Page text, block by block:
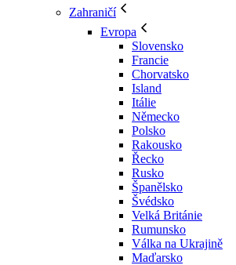
Zahraničí
Evropa
Slovensko
Francie
Chorvatsko
Island
Itálie
Německo
Polsko
Rakousko
Řecko
Rusko
Španělsko
Švédsko
Velká Británie
Rumunsko
Válka na Ukrajině
Maďarsko